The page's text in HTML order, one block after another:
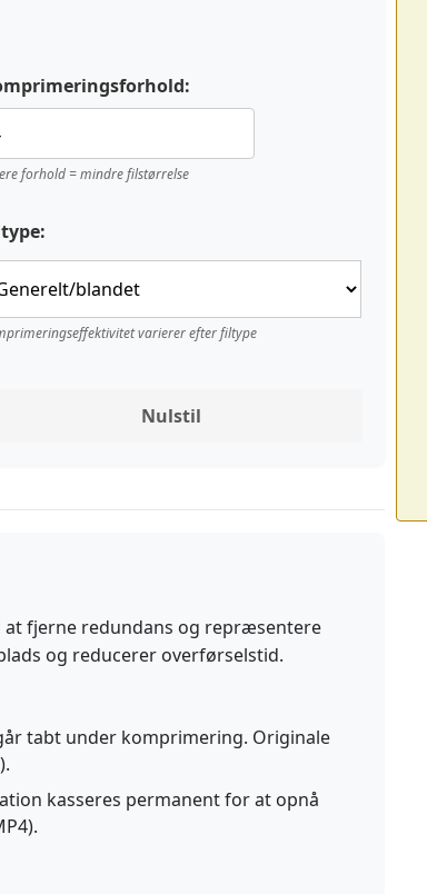
forhold = mindre filstørrelse
varierer efter filtype
Nulstil
fjerne redundans og repræsentere
og reducerer overførselstid.
tabt under komprimering. Originale
kasseres permanent for at opnå